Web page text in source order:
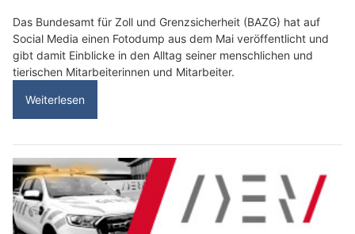
Das Bundesamt für Zoll und Grenzsicherheit (BAZG) hat auf
Social Media einen Fotodump aus dem Mai veröffentlicht und
gibt damit Einblicke in den Alltag seiner menschlichen und
tierischen Mitarbeiterinnen und Mitarbeiter.
Weiterlesen